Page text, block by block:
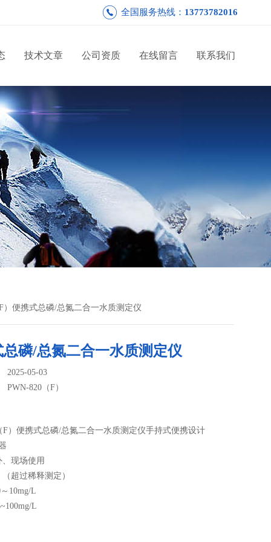
全国服务热线： 13773782016
技术文章 公司资质 在线留言 联系我们
）便携式总磷/总氮二合一水质测定仪
磷/总氮二合一水质测定仪
2025-05-03
PWN-820（F）
F）便携式总磷/总氮二合一水质测定仪手持式便携设计
现场使用
超过稀释测定）
10mg/L
L